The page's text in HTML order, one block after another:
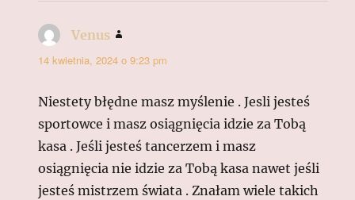
Venus
14 kwietnia, 2024 o 9:23 pm
Niestety błędne masz myślenie . Jesli jesteś
sportowce i masz osiągnięcia idzie za Tobą
kasa . Jeśli jesteś tancerzem i masz
osiągnięcia nie idzie za Tobą kasa nawet jeśli
jesteś mistrzem świata . Znałam wiele takich